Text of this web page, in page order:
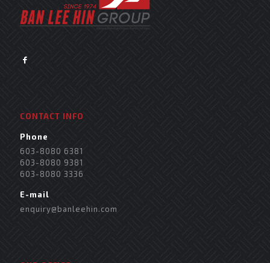
CONTACT INFO
Phone
603-8080 6381
603-8080 9381
603-8080 3336
E-mail
enquiry@banleehin.com